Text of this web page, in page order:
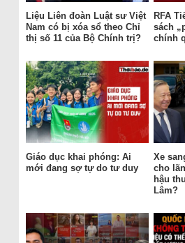
Liệu Liên đoàn Luật sư Việt
Nam có bị xóa sổ theo Chỉ
thị số 11 của Bộ Chính trị?
RFA
sách
chính
Giáo dục khai phóng: Ai
mới đang sợ tự do tư duy
Xe
cho
hậu
Lâm?